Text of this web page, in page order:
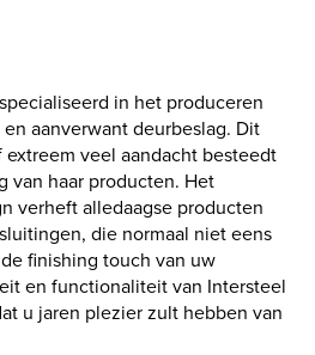
in het produceren
aanverwant deurbeslag. Dit
veel aandacht besteedt
van haar producten. Het
verheft alledaagse producten
die normaal niet eens
finishing touch van uw
en functionaliteit van Intersteel
u jaren plezier zult hebben van